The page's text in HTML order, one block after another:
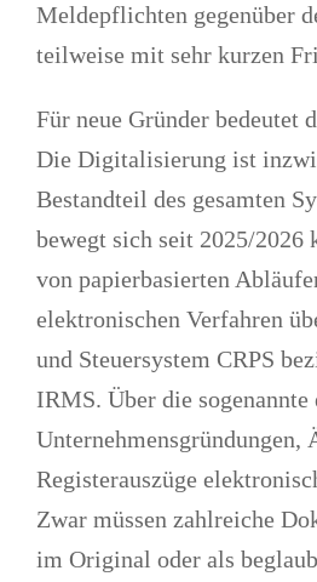
Meldepflichten gegenüber
teilweise mit sehr kurzen
Für neue Gründer bedeutet
Die Digitalisierung ist
Bestandteil des gesamten
bewegt sich seit 2025/2026
von papierbasierten
elektronischen Verfahren
und Steuersystem CRPS
IRMS. Über die
Unternehmensgründungen,
Registerauszüge
Zwar müssen zahlreiche
im Original oder als